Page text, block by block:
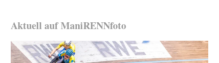
Aktuell auf ManiRENNfoto